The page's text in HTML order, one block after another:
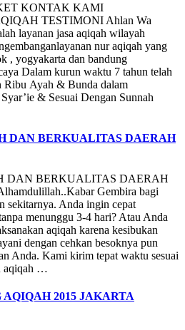
KONTAK KAMI
TESTIMONI Ahlan Wa
layanan jasa aqiqah wilayah
nur aqiqah yang
, yogyakarta dan bandung
Dalam kurun waktu 7 tahun telah
Ribu Ayah & Bunda dalam
& Sesuai Dengan Sunnah
DAN BERKUALITAS DAERAH
DAN BERKUALITAS DAERAH
Gembira bagi
sekitarnya. Anda ingin cepat
menunggu 3-4 hari? Atau Anda
aqiqah karena kesibukan
dengan cehkan besoknya pun
Anda. Kami kirim tepat waktu sesuai
aqiqah …
2015 JAKARTA